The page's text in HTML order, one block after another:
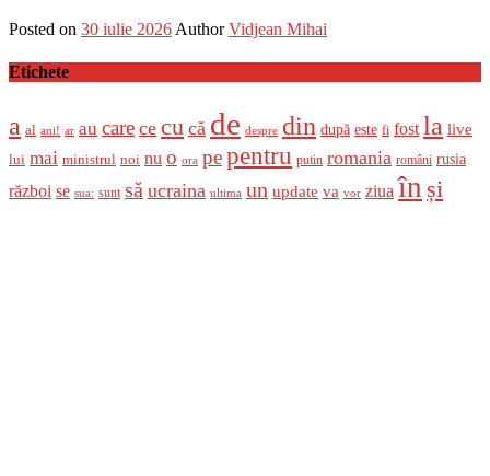
Posted on 30 iulie 2026 Author Vidjean Mihai
Etichete
a al ani! ar au care ce cu că de despre din după este fi fost la live
lui mai ministrul noi nu o ora pepentru putin romania români rusia
război se sua: sunt să ucraina ultima un update va vor ziua în și